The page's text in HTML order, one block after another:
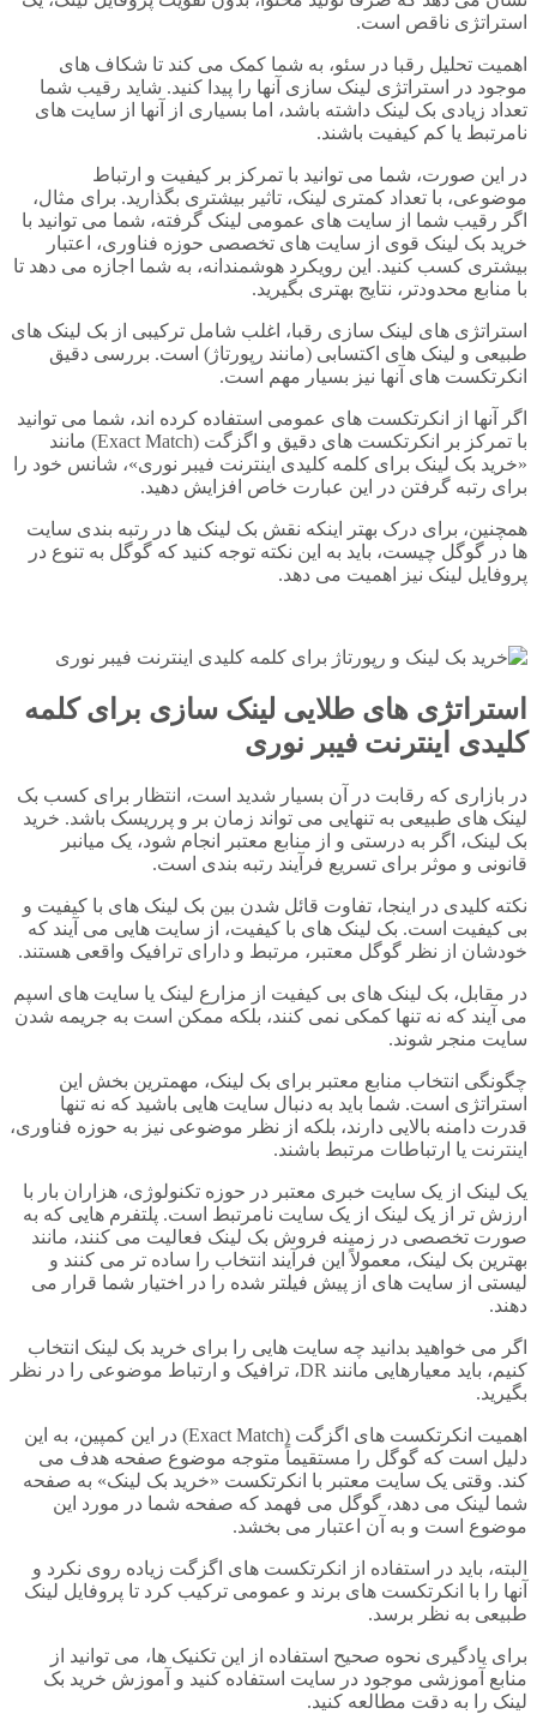
استراتژی ناقص است.
اهمیت تحلیل رقبا در سئو، به شما کمک می کند تا شکاف های
موجود در استراتژی لینک سازی آنها را پیدا کنید. شاید رقیب شما
تعداد زیادی بک لینک داشته باشد، اما بسیاری از آنها از سایت های
نامرتبط یا کم کیفیت باشند.
در این صورت، شما می توانید با تمرکز بر کیفیت و ارتباط
موضوعی، با تعداد کمتری لینک، تاثیر بیشتری بگذارید. برای مثال،
اگر رقیب شما از سایت های عمومی لینک گرفته، شما می توانید با
خرید بک لینک قوی از سایت های تخصصی حوزه فناوری، اعتبار
بیشتری کسب کنید. این رویکرد هوشمندانه، به شما اجازه می دهد تا
با منابع محدودتر، نتایج بهتری بگیرید.
استراتژی های لینک سازی رقبا، اغلب شامل ترکیبی از بک لینک های
طبیعی و لینک های اکتسابی (مانند رپورتاژ) است. بررسی دقیق
انکرتکست های آنها نیز بسیار مهم است.
اگر آنها از انکرتکست های عمومی استفاده کرده اند، شما می توانید
با تمرکز بر انکرتکست های دقیق و اگزگت (Exact Match) مانند
«خرید بک لینک برای کلمه کلیدی اینترنت فیبر نوری»، شانس خود را
برای رتبه گرفتن در این عبارت خاص افزایش دهید.
همچنین، برای درک بهتر اینکه نقش بک لینک ها در رتبه بندی سایت
ها در گوگل چیست، باید به این نکته توجه کنید که گوگل به تنوع در
پروفایل لینک نیز اهمیت می دهد.
استراتژی های طلایی لینک سازی برای کلمه
کلیدی اینترنت فیبر نوری
در بازاری که رقابت در آن بسیار شدید است، انتظار برای کسب بک
لینک های طبیعی به تنهایی می تواند زمان بر و پرریسک باشد. خرید
بک لینک، اگر به درستی و از منابع معتبر انجام شود، یک میانبر
قانونی و موثر برای تسریع فرآیند رتبه بندی است.
نکته کلیدی در اینجا، تفاوت قائل شدن بین بک لینک های با کیفیت و
بی کیفیت است. بک لینک های با کیفیت، از سایت هایی می آیند که
خودشان از نظر گوگل معتبر، مرتبط و دارای ترافیک واقعی هستند.
در مقابل، بک لینک های بی کیفیت از مزارع لینک یا سایت های اسپم
می آیند که نه تنها کمکی نمی کنند، بلکه ممکن است به جریمه شدن
سایت منجر شوند.
چگونگی انتخاب منابع معتبر برای بک لینک، مهمترین بخش این
استراتژی است. شما باید به دنبال سایت هایی باشید که نه تنها
قدرت دامنه بالایی دارند، بلکه از نظر موضوعی نیز به حوزه فناوری،
اینترنت یا ارتباطات مرتبط باشند.
یک لینک از یک سایت خبری معتبر در حوزه تکنولوژی، هزاران بار با
ارزش تر از یک لینک از یک سایت نامرتبط است. پلتفرم هایی که به
صورت تخصصی در زمینه فروش بک لینک فعالیت می کنند، مانند
بهترین بک لینک، معمولاً این فرآیند انتخاب را ساده تر می کنند و
لیستی از سایت های از پیش فیلتر شده را در اختیار شما قرار می
دهند.
اگر می خواهید بدانید چه سایت هایی را برای خرید بک لینک انتخاب
کنیم، باید معیارهایی مانند DR، ترافیک و ارتباط موضوعی را در نظر
بگیرید.
اهمیت انکرتکست های اگزگت (Exact Match) در این کمپین، به این
دلیل است که گوگل را مستقیماً متوجه موضوع صفحه هدف می
کند. وقتی یک سایت معتبر با انکرتکست «خرید بک لینک» به صفحه
شما لینک می دهد، گوگل می فهمد که صفحه شما در مورد این
موضوع است و به آن اعتبار می بخشد.
البته، باید در استفاده از انکرتکست های اگزگت زیاده روی نکرد و
آنها را با انکرتکست های برند و عمومی ترکیب کرد تا پروفایل لینک
طبیعی به نظر برسد.
برای یادگیری نحوه صحیح استفاده از این تکنیک ها، می توانید از
منابع آموزشی موجود در سایت استفاده کنید و آموزش خرید بک
لینک را به دقت مطالعه کنید.